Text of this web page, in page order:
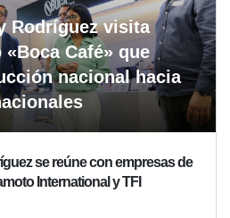
Rodríguez visita
Café» que
nacional hacia
se reúne con empresas de
International y TFI